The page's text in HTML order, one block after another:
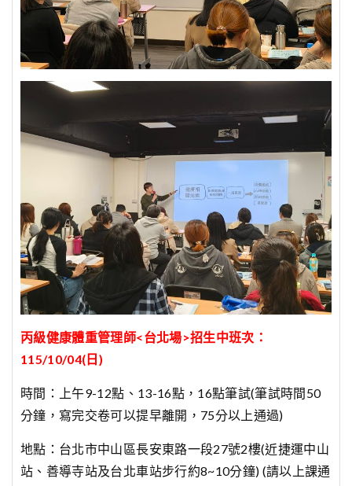
丙級健康體重管理師<台北場>招生中班次：
115/10/04(日)
時間：上午9-12點、13-16點，16點筆試(筆試時間50
分鐘，寫完交卷可以提早離開，75分以上通過)
地點：台北市中山區長安東路一段27號2樓(近捷運中山
站、善導寺站及台北車站步行約8~10分鐘) (請以上課通